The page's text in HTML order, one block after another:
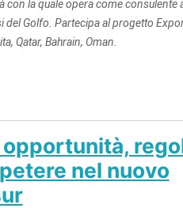
con la quale opera come consulente
del Golfo. Partecipa al progetto
Qatar, Bahrain, Oman.
nel nuovo